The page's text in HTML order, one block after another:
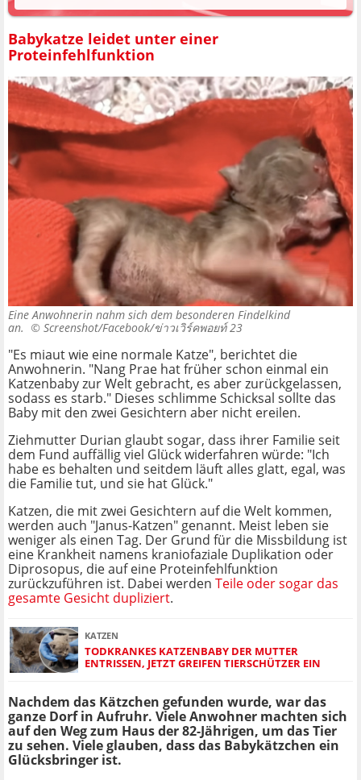
Babykatze leidet unter einer
Proteinfehlfunktion
Eine Anwohnerin nahm sich dem besonderen Findelkind
an. © Screenshot/Facebook/ข่าวเวิร์คพอยท์ 23
"Es miaut wie eine normale Katze", berichtet die
Anwohnerin. "Nang Prae hat früher schon einmal ein
Katzenbaby zur Welt gebracht, es aber zurückgelassen,
sodass es starb." Dieses schlimme Schicksal sollte das
Baby mit den zwei Gesichtern aber nicht ereilen.
Ziehmutter Durian glaubt sogar, dass ihrer Familie seit
dem Fund auffällig viel Glück widerfahren würde: "Ich
habe es behalten und seitdem läuft alles glatt, egal, was
die Familie tut, und sie hat Glück."
Katzen, die mit zwei Gesichtern auf die Welt kommen,
werden auch "Janus-Katzen" genannt. Meist leben sie
weniger als einen Tag. Der Grund für die Missbildung ist
eine Krankheit namens kraniofaziale Duplikation oder
Diprosopus, die auf eine Proteinfehlfunktion
zurückzuführen ist. Dabei werden Teile oder sogar das
gesamte Gesicht dupliziert.
KATZEN
TODKRANKES KATZENBABY DER MUTTER
ENTRISSEN, JETZT GREIFEN TIERSCHÜTZER EIN
Nachdem das Kätzchen gefunden wurde, war das
ganze Dorf in Aufruhr. Viele Anwohner machten sich
auf den Weg zum Haus der 82-Jährigen, um das Tier
zu sehen. Viele glauben, dass das Babykätzchen ein
Glücksbringer ist.